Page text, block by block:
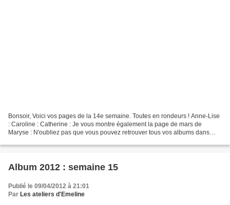
Bonsoir, Voici vos pages de la 14e semaine. Toutes en rondeurs ! Anne-Lise
: Caroline : Catherine : Je vous montre également la page de mars de
Maryse : N'oubliez pas que vous pouvez retrouver tous vos albums dans
Album 2012 : semaine 15
Publié le 09/04/2012 à 21:01
Par Les ateliers d'Emeline